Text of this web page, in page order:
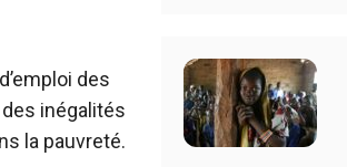
des
inégalités
la pauvreté.